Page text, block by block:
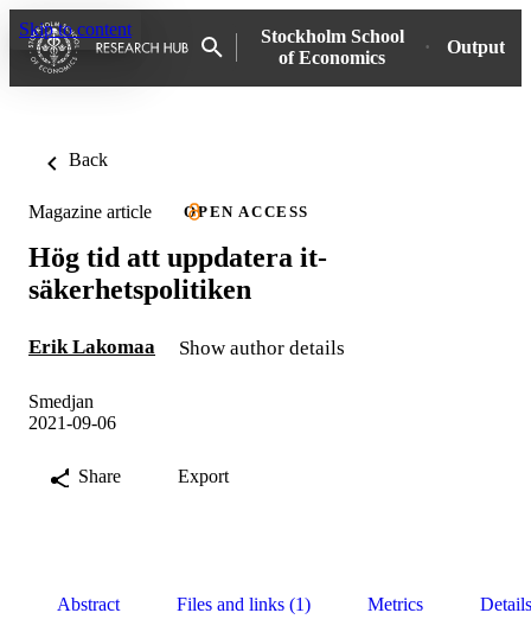
Skip to content
Stockholm School
of Economics
Output
Back
Magazine article OPEN ACCESS
Hög tid att uppdatera it-
säkerhetspolitiken
Erik Lakomaa Show author details
Smedjan
2021-09-06
Share Export
Abstract Files and links (1) Metrics Details